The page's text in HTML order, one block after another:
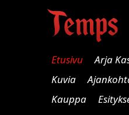
Etusivu Arja
Kuvia
Kauppa